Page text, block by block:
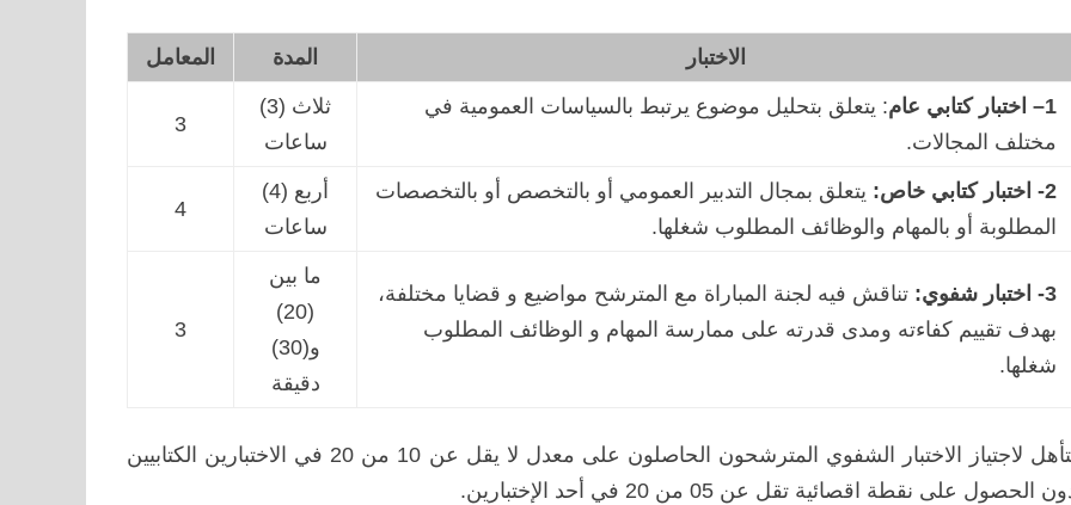
المعامل المدة الاختبار
3
ثلاث (3)
ساعات
1
–اختبار كتابي عام: يتعلق بتحليل موضوع يرتبط بالسياسات العمومية في
مختلف المجالات.
4
أربع (4)
ساعات
2- اختبار كتابي خاص:
يتعلق بمجال التدبير العمومي أو بالتخصص أو بالتخصصات
المطلوبة أو بالمهام والوظائف المطلوب شغلها.
3
ما بين
(20)
و(30)
دقيقة
3- اختبار شفوي:
تناقش فيه لجنة المباراة مع المترشح مواضيع و قضايا مختلفة،
بهدف تقييم كفاءته ومدى قدرته على ممارسة المهام و الوظائف المطلوب
شغلها.
يتأهل لاجتياز الاختبار الشفوي المترشحون الحاصلون على معدل لا يقل عن 10 من 20 في الاختبارين الكتابيين
الحصول على نقطة اقصائية تقل عن 05 من 20 في أحد الإختبارين.